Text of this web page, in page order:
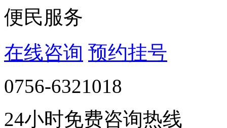
便民服务
在线咨询 预约挂号
0756-6321018
24小时免费咨询热线